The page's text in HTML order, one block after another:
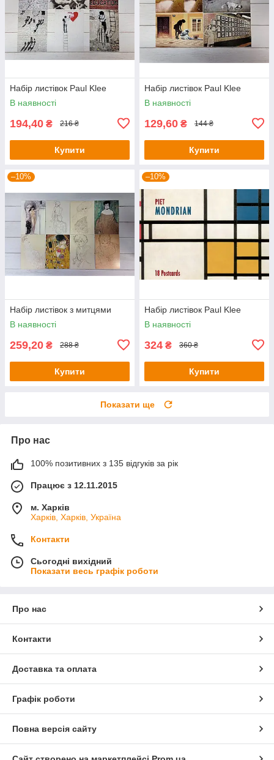
Набір листівок Paul Klee
В наявності
194,40 ₴ 216 ₴
Купити
Набір листівок Paul Klee
В наявності
129,60 ₴ 144 ₴
Купити
–10%
Набір листівок з митцями
В наявності
259,20 ₴ 288 ₴
Купити
–10%
Набір листівок Paul Klee
В наявності
324 ₴ 360 ₴
Купити
Показати ще
Про нас
100% позитивних з 135 відгуків за рік
Працює з 12.11.2015
м. Харків
Харків, Харків, Україна
Контакти
Сьогодні вихідний
Показати весь графік роботи
Про нас
Контакти
Доставка та оплата
Графік роботи
Повна версія сайту